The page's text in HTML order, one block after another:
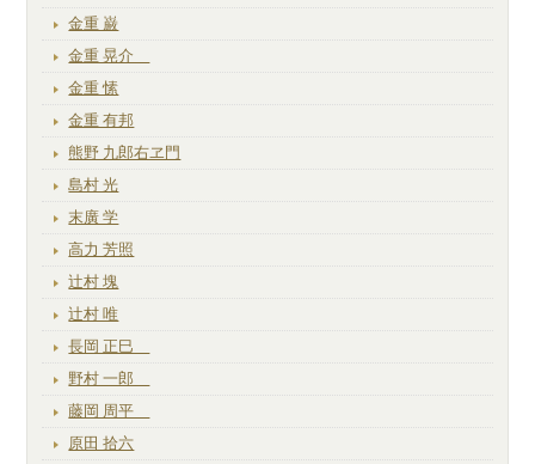
金重 巌
金重 晃介
金重 愫
金重 有邦
熊野 九郎右ヱ門
島村 光
末廣 学
高力 芳照
辻村 塊
辻村 唯
長岡 正巳
野村 一郎
藤岡 周平
原田 拾六